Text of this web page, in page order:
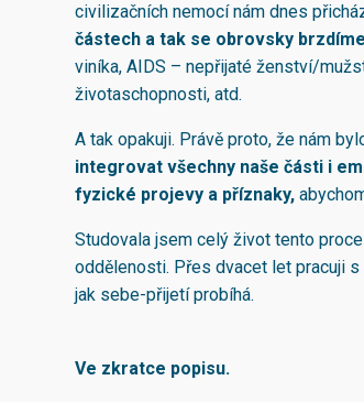
civilizačních nemocí nám dnes
částech a tak se obrovsky
viníka, AIDS – nepřijaté ženství/
životaschopnosti, atd.
A tak opakuji. Právě proto, že nám
integrovat všechny naše části i
fyzické projevy a příznaky,
Studovala jsem celý život tento
oddělenosti. Přes dvacet let pracuji
jak sebe-přijetí probíhá.
Ve zkratce popisu.